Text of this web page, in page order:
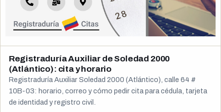
Registraduría Auxiliar de Soledad 2000
(Atlántico): cita y horario
Registraduría Auxiliar Soledad 2000 (Atlántico), calle 64 #
10B-03: horario, correo y cómo pedir cita para cédula, tarjeta
de identidad y registro civil.